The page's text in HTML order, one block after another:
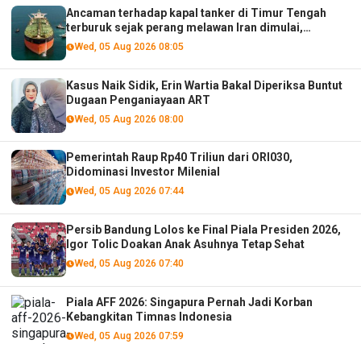
Ancaman terhadap kapal tanker di Timur Tengah
terburuk sejak perang melawan Iran dimulai,
menurut analis
Wed, 05 Aug 2026 08:05
Kasus Naik Sidik, Erin Wartia Bakal Diperiksa Buntut
Dugaan Penganiayaan ART
Wed, 05 Aug 2026 08:00
Pemerintah Raup Rp40 Triliun dari ORI030,
Didominasi Investor Milenial
Wed, 05 Aug 2026 07:44
Persib Bandung Lolos ke Final Piala Presiden 2026,
Igor Tolic Doakan Anak Asuhnya Tetap Sehat
Wed, 05 Aug 2026 07:40
Piala AFF 2026: Singapura Pernah Jadi Korban
Kebangkitan Timnas Indonesia
Wed, 05 Aug 2026 07:59